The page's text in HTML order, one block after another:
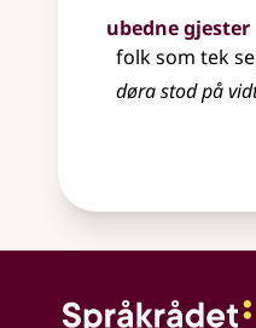
ubedne gjester
folk som tek
døra stod på